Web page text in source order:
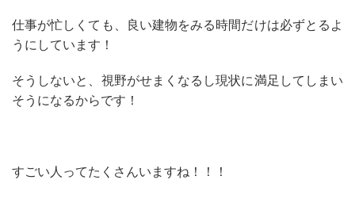
仕事が忙しくても、良い建物をみる時間だけは必ずとるよ
うにしています！
そうしないと、視野がせまくなるし現状に満足してしまい
そうになるからです！
すごい人ってたくさんいますね！！！